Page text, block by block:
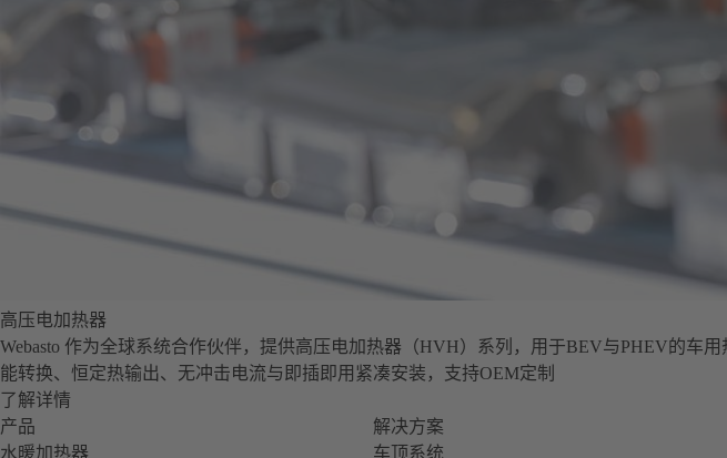
高压电加热器
Webasto 作为全球系统合作伙伴，提供高压电加热器（HVH）系列，用于BEV与PHEV的车
能转换、恒定热输出、无冲击电流与即插即用紧凑安装，支持OEM定制
了解详情
产品
水暖加热器
解决方案
车顶系统